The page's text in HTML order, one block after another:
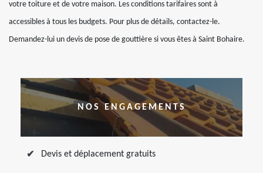
votre toiture et de votre maison. Les conditions tarifaires sont à
accessibles à tous les budgets. Pour plus de détails, contactez-le.
Demandez-lui un devis de pose de gouttière si vous êtes à Saint Bohaire.
NOS ENGAGEMENTS
Devis et déplacement gratuits